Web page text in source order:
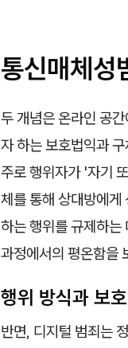
통신매체성
두 개념은 온라인 공
자 하는 보호법익과
주로 행위자가 '자기
체를 통해 상대방에게
하는 행위를 규제하는
과정에서의 평온함을
행위 방식과 보
반면, 디지털 범죄는